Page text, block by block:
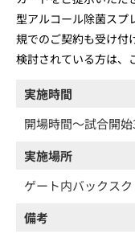
型アルコール除菌スプ
規でのご契約も受け付
検討されている方は、
実施時間
開場時間～試合開
実施場所
ゲート内バックス
備考